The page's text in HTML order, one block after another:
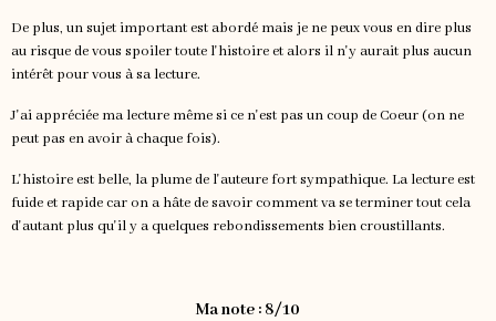
De plus, un sujet important est abordé mais je ne peux vous en dire plus
au risque de vous spoiler toute l'histoire et alors il n'y aurait plus aucun
intérêt pour vous à sa lecture.
J'ai appréciée ma lecture même si ce n'est pas un coup de Coeur (on ne
peut pas en avoir à chaque fois).
L'histoire est belle, la plume de l'auteure fort sympathique. La lecture est
fuide et rapide car on a hâte de savoir comment va se terminer tout cela
d'autant plus qu'il y a quelques rebondissements bien croustillants.
Ma note : 8/10